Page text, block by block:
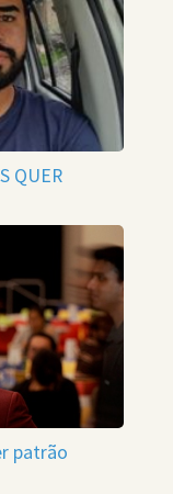
QUER
patrão